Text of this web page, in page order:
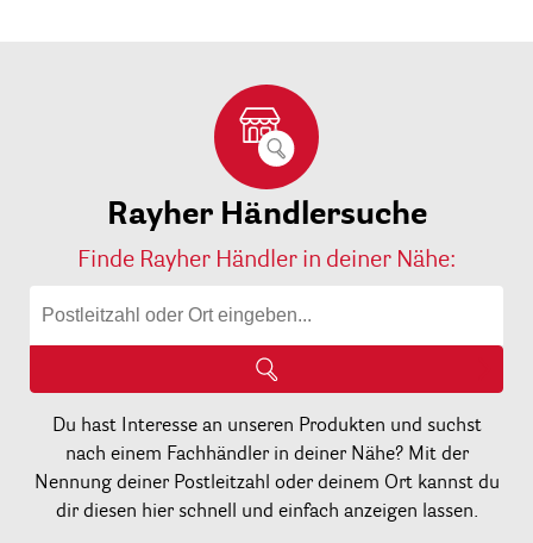
Rayher Händlersuche
Finde Rayher Händler in deiner Nähe:
Du hast Interesse an unseren Produkten und suchst
nach einem Fachhändler in deiner Nähe? Mit der
Nennung deiner Postleitzahl oder deinem Ort kannst du
dir diesen hier schnell und einfach anzeigen lassen.